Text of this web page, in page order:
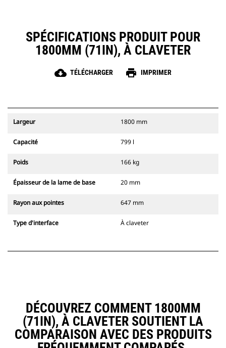
SPÉCIFICATIONS PRODUIT POUR
1800MM (71IN), À CLAVETER
cloud_download TÉLÉCHARGER print IMPRIMER
Largeur 1800 mm
Capacité 799 l
Poids 166 kg
Épaisseur de la lame de base 20 mm
Rayon aux pointes 647 mm
Type d'interface À claveter
DÉCOUVREZ COMMENT 1800MM
(71IN), À CLAVETER SOUTIENT LA
COMPARAISON AVEC DES PRODUITS